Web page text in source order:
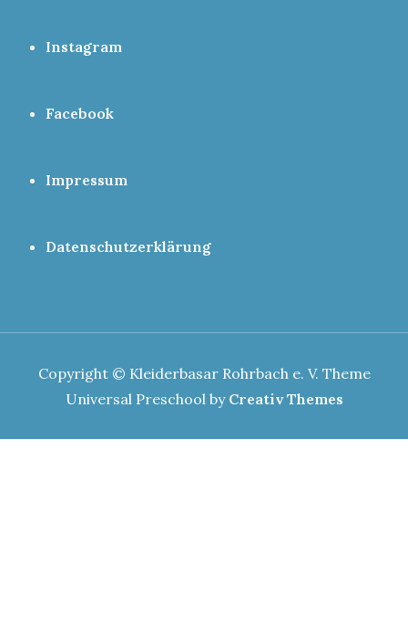
Instagram
Facebook
Impressum
Datenschutzerklärung
Copyright © Kleiderbasar Rohrbach e. V. Theme
Universal Preschool by Creativ Themes